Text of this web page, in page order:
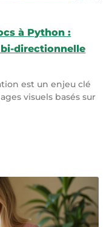
à Python :
directionnelle
est un enjeu clé
visuels basés sur